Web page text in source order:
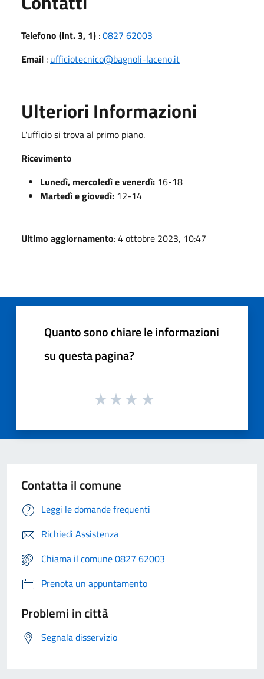
Telefono (int. 3, 1) :0827 62003
Email : ufficiotecnico@bagnoli-laceno.it
Ulteriori Informazioni
L'ufficio si trova al primo piano.
Ricevimento
Lunedì, mercoledì e venerdì: 16-18
Martedì e giovedì: 12-14
Ultimo aggiornamento: 4 ottobre 2023, 10:47
Quanto sono chiare le informazioni
su questa pagina?
Contatta il comune
Leggi le domande frequenti
Richiedi Assistenza
Chiama il comune 0827 62003
Prenota un appuntamento
Problemi in città
Segnala disservizio